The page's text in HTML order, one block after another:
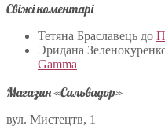
Свіжі коментарі
Тетяна Браславець до
Эридана
Gamma
Магазин «Сальвадор»
вул. Мистецтв, 1